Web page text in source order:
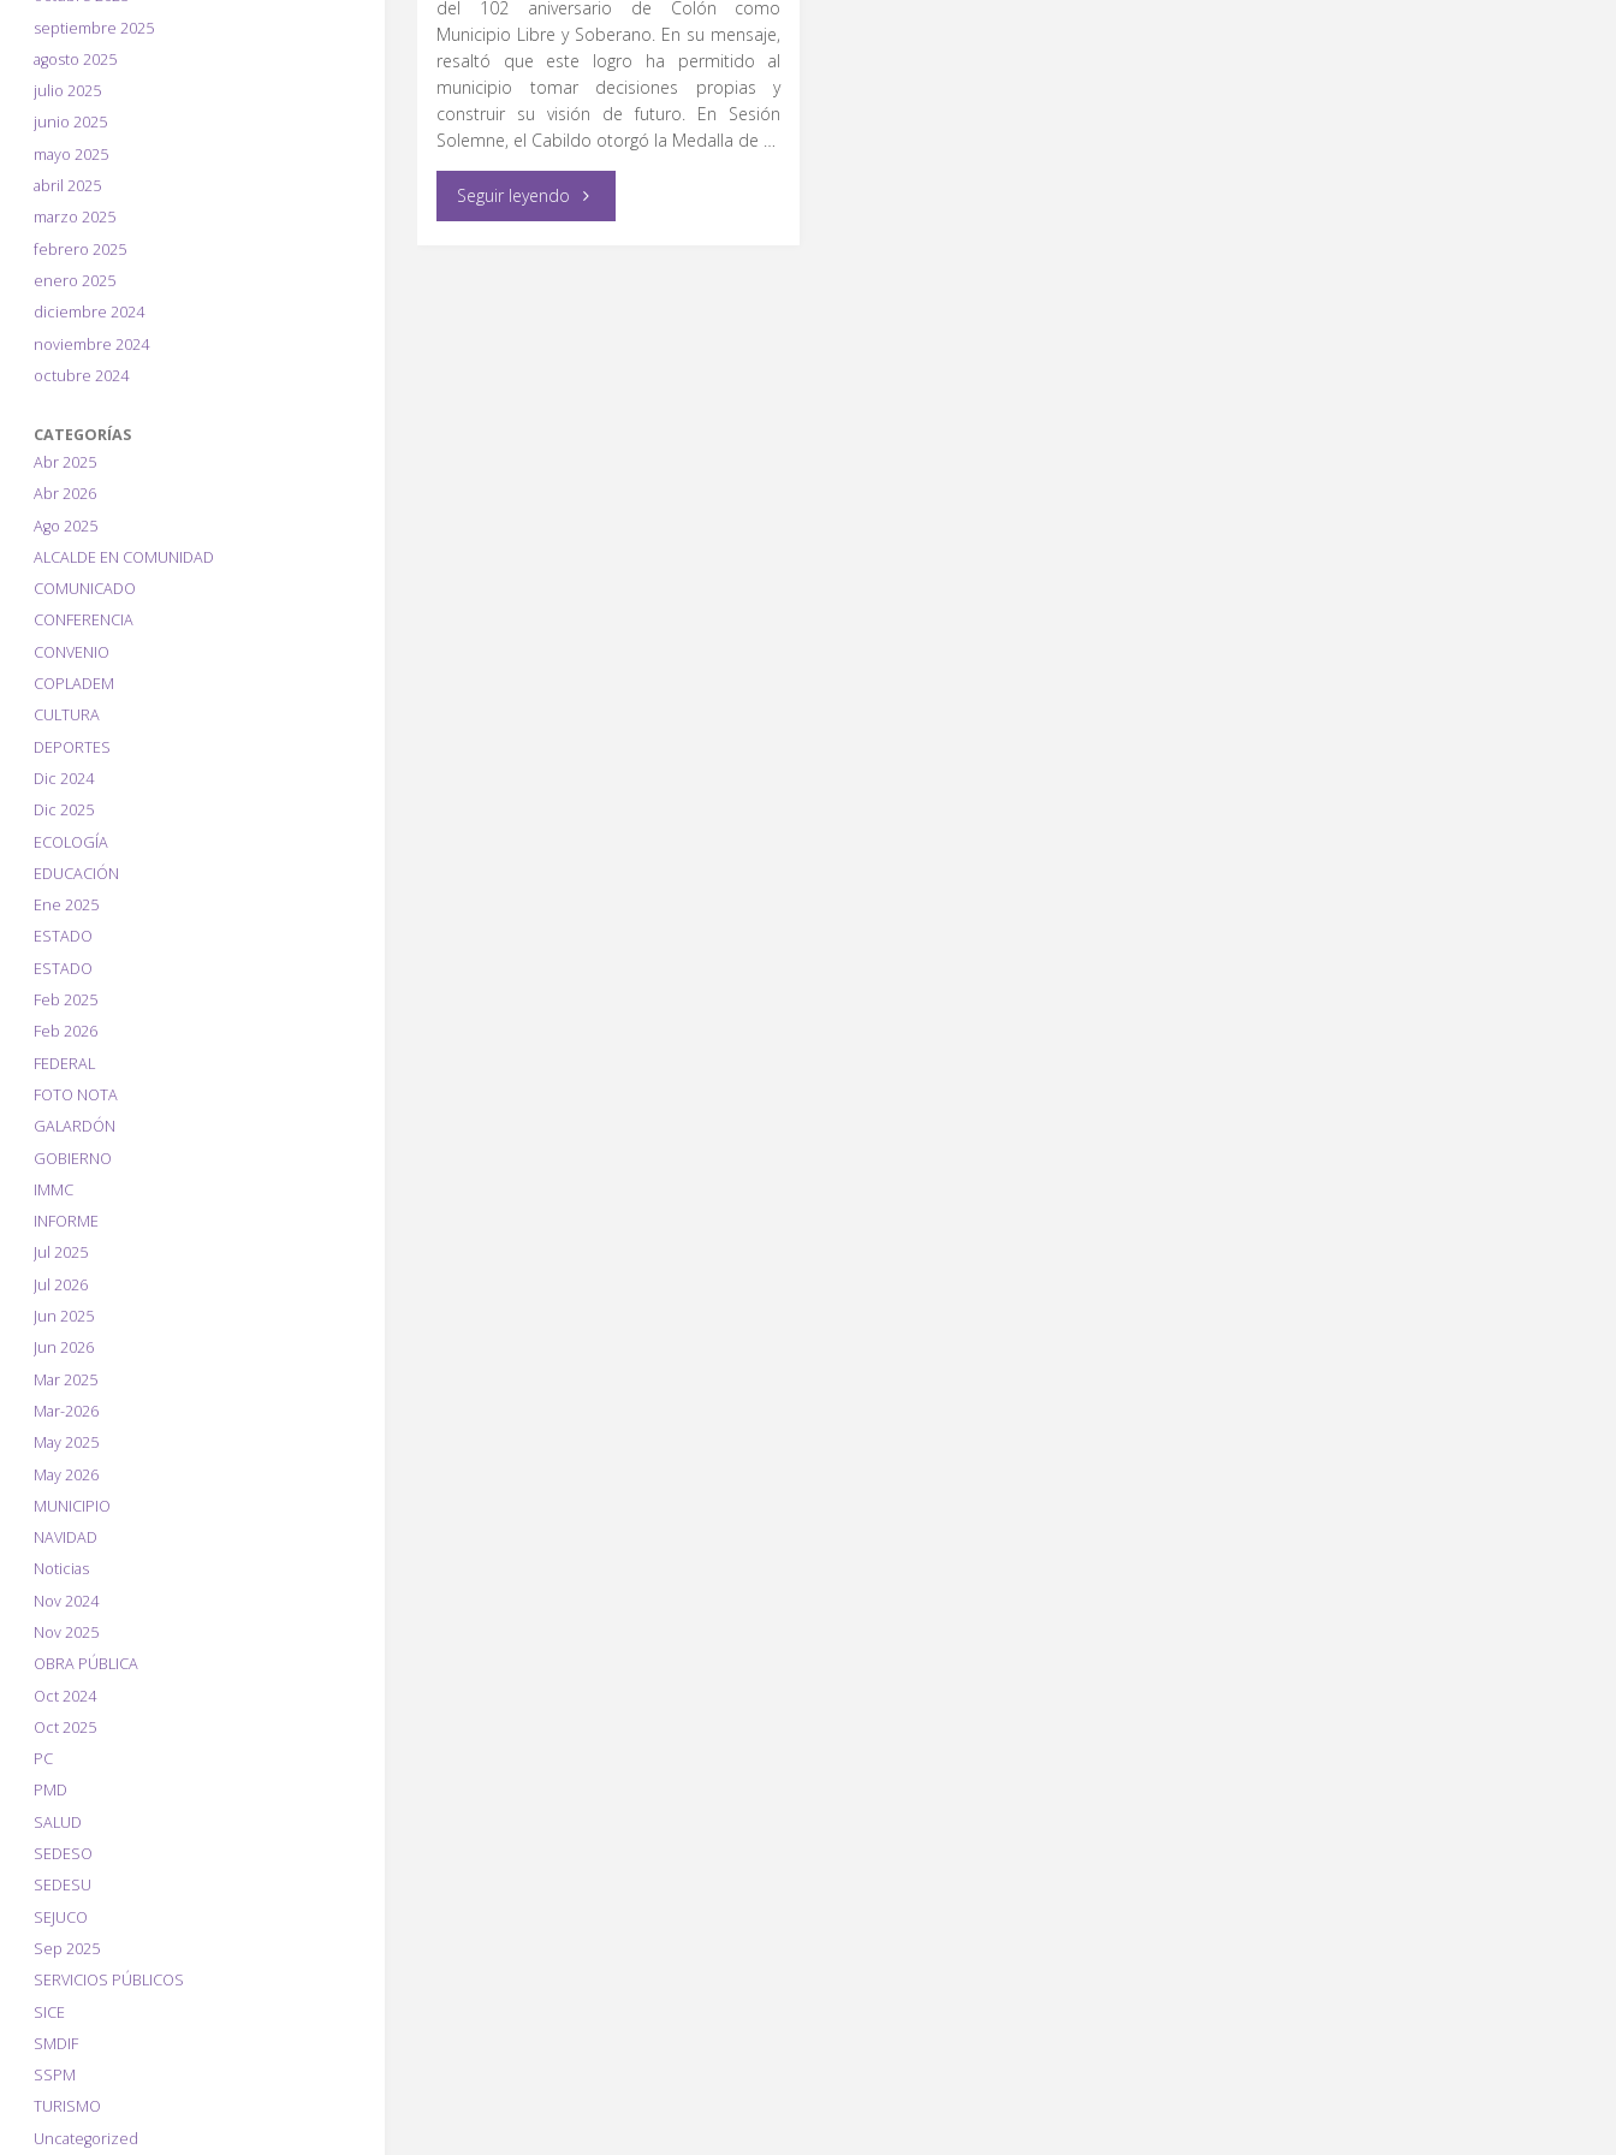
del 102 aniversario de Colón como
Municipio Libre y Soberano. En su mensaje,
resaltó que este logro ha permitido al
municipio tomar decisiones propias y
construir su visión de futuro. En Sesión
Solemne, el Cabildo otorgó la Medalla de …
Seguir leyendo"Distingue
septiembre 2025
agosto 2025
julio 2025
junio 2025
mayo 2025
abril 2025
marzo 2025
febrero 2025
enero 2025
diciembre 2024
noviembre 2024
octubre 2024
CATEGORÍAS
Abr 2025
Abr 2026
Ago 2025
ALCALDE EN COMUNIDAD
COMUNICADO
CONFERENCIA
CONVENIO
COPLADEM
CULTURA
DEPORTES
Dic 2024
Dic 2025
ECOLOGÍA
EDUCACIÓN
Ene 2025
ESTADO
ESTADO
Feb 2025
Feb 2026
FEDERAL
FOTO NOTA
GALARDÓN
GOBIERNO
IMMC
INFORME
Jul 2025
Jul 2026
Jun 2025
Jun 2026
Mar 2025
Mar-2026
May 2025
May 2026
MUNICIPIO
NAVIDAD
Noticias
Nov 2024
Nov 2025
OBRA PÚBLICA
Oct 2024
Oct 2025
PC
PMD
SALUD
SEDESO
SEDESU
SEJUCO
Sep 2025
SERVICIOS PÚBLICOS
SICE
SMDIF
SSPM
TURISMO
Uncategorized